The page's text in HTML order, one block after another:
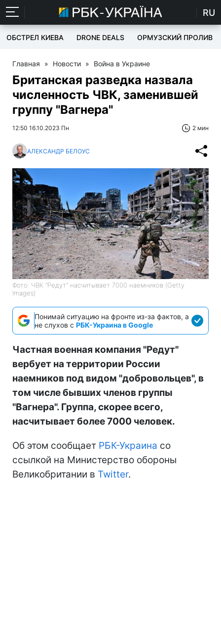
RU
ОБСТРЕЛ КИЕВА DRONE DEALS ОРМУЗСКИЙ ПРОЛИВ
Главная » Новости » Война в Украине
Британская разведка назвала
численность ЧВК, заменившей
группу "Вагнера"
12:50 16.10.2023 Пн 2 мин
АЛЕКСАНДР БЕЛОУС
Фото: ЧВК "Редут" насчитывает 7000 наемников (Getty
Images)
Понимай ситуацию на фронте из-за фактов, а
не слухов с РБК-Украина в Google
Частная военная компания "Редут"
вербует на территории России
наемников под видом "добровольцев", в
том числе бывших членов группы
"Вагнера". Группа, скорее всего,
насчитывает более 7000 человек.
Об этом сообщает РБК-Украина со
ссылкой на Министерство обороны
Великобритании в Twitter.